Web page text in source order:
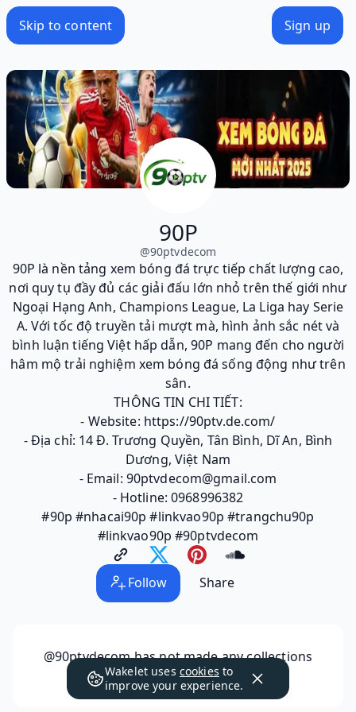
Skip to content Sign up
90P
@90ptvdecom
90P là nền tảng xem bóng đá trực tiếp chất lượng cao,
nơi quy tụ đầy đủ các giải đấu lớn nhỏ trên thế giới như
Ngoại Hạng Anh, Champions League, La Liga hay Serie
A. Với tốc độ truyền tải mượt mà, hình ảnh sắc nét và
bình luận tiếng Việt hấp dẫn, 90P mang đến cho người
hâm mộ trải nghiệm xem bóng đá sống động như trên
sân.
THÔNG TIN CHI TIẾT:
- Website: https://90ptv.de.com/
- Địa chỉ: 14 Đ. Trương Quyền, Tân Bình, Dĩ An, Bình
Dương, Việt Nam
- Email: 90ptvdecom@gmail.com
- Hotline: 0968996382
#90p #nhacai90p #linkvao90p #trangchu90p
#linkvao90p #90ptvdecom
Follow Share
@90ptvdecomhas not made any collections
public yet.
Wakelet uses cookies to
improve your experience.